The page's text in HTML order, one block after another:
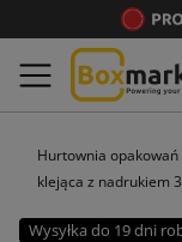
Hurtownia
klejąca z nadrukiem
Wysyłka do 19 dni